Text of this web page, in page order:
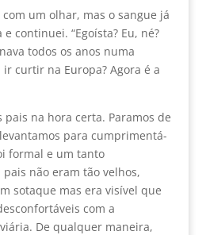
um olhar, mas o sangue já
continuei. “Egoísta? Eu, né?
todos os anos numa
curtir na Europa? Agora é a
pais na hora certa. Paramos de
para cumprimentá-
formal e um tanto
não eram tão velhos,
sotaque mas era visível que
com a
De qualquer maneira,